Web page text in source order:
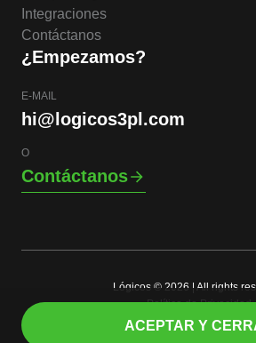
Integraciones
Contáctanos
¿Empezamos?
E-MAIL
hi@logicos3pl.com
O
Contáctanos
Lógicos © 2026 | All rights
Política de Privacidad
ES
ACEPTAR Y